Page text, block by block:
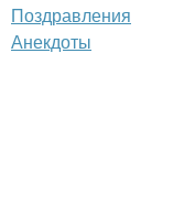
Поздравления
Анекдоты